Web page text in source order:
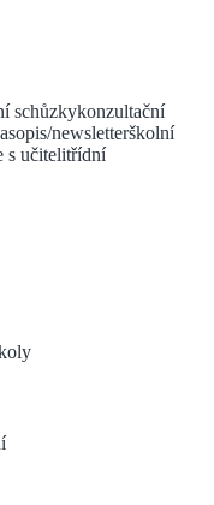
schůzkykonzultační
newsletterškolní
s učitelitřídní